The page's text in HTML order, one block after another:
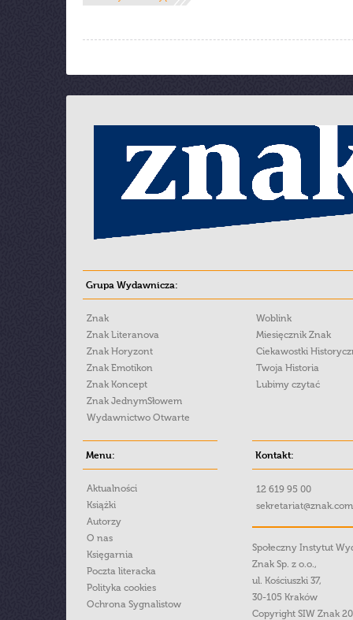
Grupa Wydawnicza:
Znak
Znak Literanova
Znak Horyzont
Znak Emotikon
Znak Koncept
Znak JednymSłowem
Wydawnictwo Otwarte
Woblink
Miesięcznik Znak
Ciekawostki
Twoja Historia
Lubimy czytać
Menu:
Aktualności
Książki
Autorzy
O nas
Księgarnia
Poczta literacka
Polityka cookies
Ochrona Sygnalistow
Kontakt:
12 619 95 00
Społeczny Instytut
Znak Sp. z o.o.,
ul. Kościuszki 37,
30-105 Kraków
Copyright SIW Znak